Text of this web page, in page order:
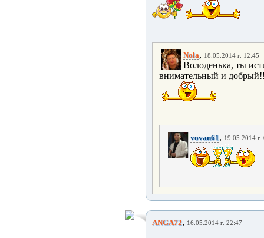
Nola, 18.05.2014 г. 12:45
Володенька, ты
внимательный и
vovan61, 19.05.2014 г.
ANGA72, 16.05.2014 г. 22:47